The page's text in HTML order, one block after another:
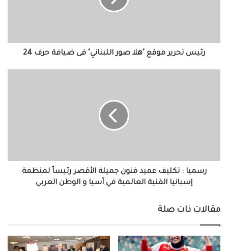
حرف
رئيس تحرير موقع "هلا صور اللبناني" فى ضيافة حرف 24
لمنظمة
إسبانيا
آسيا
و
الوطن
العربي
رسميا : تكليف عميد فنون جميلة الأقصر رئيساً لمنظمة
إسبانيا الفنية العالمية في آسيا و الوطن العربي
مقالات ذات صلة